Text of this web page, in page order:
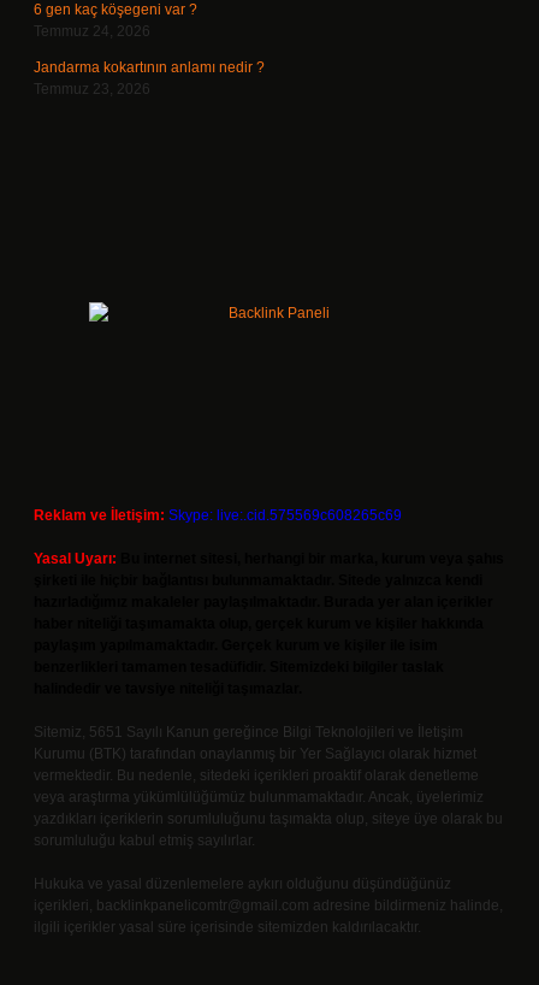
6 gen kaç köşegeni var ?
Temmuz 24, 2026
Jandarma kokartının anlamı nedir ?
Temmuz 23, 2026
Reklam ve İletişim: Skype: live:.cid.575569c608265c69
Yasal Uyarı:
Sitemiz, 5651 Sayılı Kanun gereğince Bilgi Teknolojileri ve İletişim
Kurumu (BTK) tarafından onaylanmış bir Yer Sağlayıcı olarak hizmet
vermektedir. Bu nedenle, sitedeki içerikleri proaktif olarak denetleme
veya araştırma yükümlülüğümüz bulunmamaktadır. Ancak, üyelerimiz
yazdıkları içeriklerin sorumluluğunu taşımakta olup, siteye üye olarak bu
sorumluluğu kabul etmiş sayılırlar.
Hukuka ve yasal düzenlemelere aykırı olduğunu düşündüğünüz
içerikleri, backlinkpanelicomtr@gmail.com adresine bildirmeniz halinde,
ilgili içerikler yasal süre içerisinde sitemizden kaldırılacaktır.